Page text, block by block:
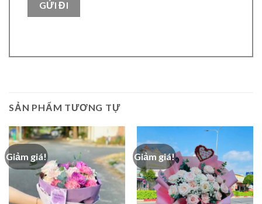
SẢN PHẨM TƯƠNG TỰ
Giảm giá! Giảm giá!